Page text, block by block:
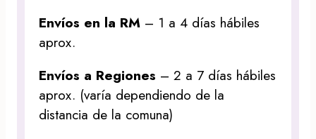
Envíos en la RM – 1 a 4 días hábiles
aprox.
Envíos a Regiones – 2 a 7 días hábiles
aprox. (varía dependiendo de la
distancia de la comuna)